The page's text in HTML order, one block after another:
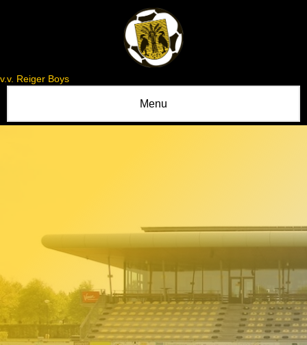
v.v. Reiger Boys
Menu